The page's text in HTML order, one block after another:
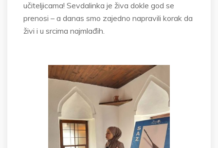
učiteljicama! Sevdalinka je živa dokle god se
prenosi – a danas smo zajedno napravili korak da
živi i u srcima najmlađih.